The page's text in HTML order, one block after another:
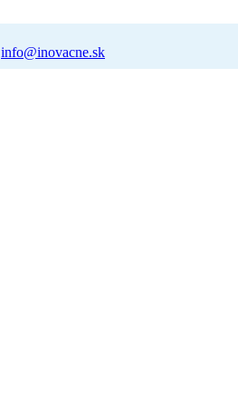
info@inovacne.sk